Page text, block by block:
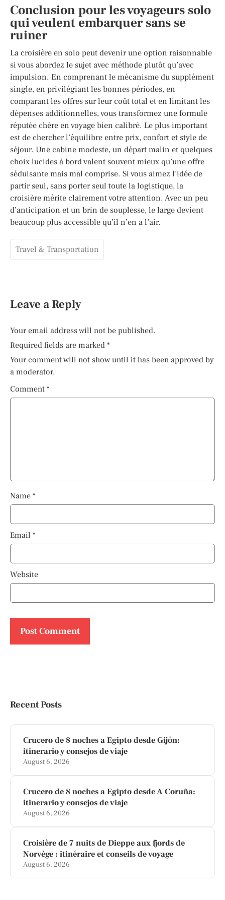
Conclusion pour les voyageurs solo
qui veulent embarquer sans se
ruiner
La croisière en solo peut devenir une option raisonnable
si vous abordez le sujet avec méthode plutôt qu’avec
impulsion. En comprenant le mécanisme du supplément
single, en privilégiant les bonnes périodes, en
comparant les offres sur leur coût total et en limitant les
dépenses additionnelles, vous transformez une formule
réputée chère en voyage bien calibré. Le plus important
est de chercher l’équilibre entre prix, confort et style de
séjour. Une cabine modeste, un départ malin et quelques
choix lucides à bord valent souvent mieux qu’une offre
séduisante mais mal comprise. Si vous aimez l’idée de
partir seul, sans porter seul toute la logistique, la
croisière mérite clairement votre attention. Avec un peu
d’anticipation et un brin de souplesse, le large devient
beaucoup plus accessible qu’il n’en a l’air.
Travel & Transportation
Leave a Reply
Your email address will not be published.
Required fields are marked *
Your comment will not show until it has been approved by
a moderator.
Comment *
Name *
Email *
Website
Recent Posts
Crucero de 8 noches a Egipto desde Gijón:
itinerario y consejos de viaje
August 6, 2026
Crucero de 8 noches a Egipto desde A Coruña:
itinerario y consejos de viaje
August 6, 2026
Croisière de 7 nuits de Dieppe aux fjords de
Norvège : itinéraire et conseils de voyage
August 6, 2026